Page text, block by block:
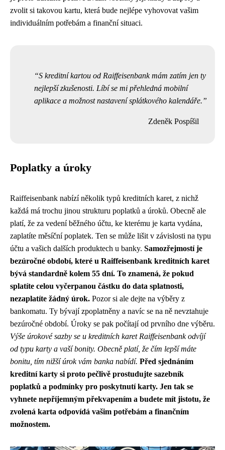
zvolit si takovou kartu, která bude nejlépe vyhovovat vašim
individuálním potřebám a finanční situaci.
S kreditní kartou od Raiffeisenbank mám zatím jen ty
nejlepší zkušenosti. Líbí se mi přehledná mobilní
aplikace a možnost nastavení splátkového kalendáře.
Zdeněk Pospíšil
Poplatky a úroky
Raiffeisenbank nabízí několik typů kreditních karet, z nichž
každá má trochu jinou strukturu poplatků a úroků. Obecně ale
platí, že za vedení běžného účtu, ke kterému je karta vydána,
zaplatíte měsíční poplatek. Ten se může lišit v závislosti na typu
účtu a vašich dalších produktech u banky. Samozřejmostí je
bezúročné období, které u Raiffeisenbank kreditních karet
bývá standardně kolem 55 dní. To znamená, že pokud
splatíte celou vyčerpanou částku do data splatnosti,
nezaplatíte žádný úrok. Pozor si ale dejte na výběry z
bankomatu. Ty bývají zpoplatněny a navíc se na ně nevztahuje
bezúročné období. Úroky se pak počítají od prvního dne výběru.
Výše úrokové sazby se u kreditních karet Raiffeisenbank odvíjí
od typu karty a vaší bonity. Obecně platí, že čím lepší máte
bonitu, tím nižší úrok vám banka nabídí. Před sjednáním
kreditní karty si proto pečlivě prostudujte sazebník
poplatků a podmínky pro poskytnutí karty. Jen tak se
vyhnete nepříjemným překvapením a budete mít jistotu, že
zvolená karta odpovídá vašim potřebám a finančním
možnostem.